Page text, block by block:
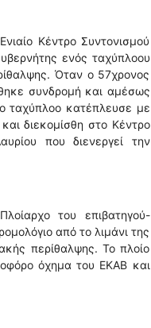
Κέντρο Συντονισμού
ενός ταχύπλοου
Όταν ο 57χρονος
συνδρομή και αμέσως
ταχύπλοο κατέπλευσε με
διεκομίσθη στο Κέντρο
που διενεργεί την
του επιβατηγού-
από το λιμάνι της
περίθαλψης. Το πλοίο
όχημα του ΕΚΑΒ και